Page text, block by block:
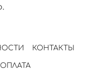
КОНТАКТЫ
ОПЛАТА